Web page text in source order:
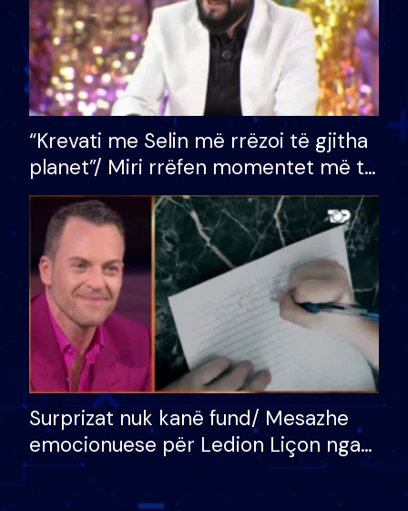
“Krevati me Selin më rrëzoi të gjitha
planet”/ Miri rrëfen momentet më të
bukura në shtëpinë e BB VIP: Do më
mungojë zilja e mëngjesit kur…
Surprizat nuk kanë fund/ Mesazhe
emocionuese për Ledion Liçon nga
nëna dhe fëmijët e tij, moderatori
nuk i mban dot lotët: Nuk meritoj…